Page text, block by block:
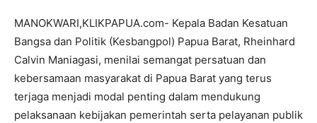
MANOKWARI,KLIKPAPUA.com- Kepala Badan Kesatuan
Bangsa dan Politik (Kesbangpol) Papua Barat, Rheinhard
Calvin Maniagasi, menilai semangat persatuan dan
kebersamaan masyarakat di Papua Barat yang terus
terjaga menjadi modal penting dalam mendukung
pelaksanaan kebijakan pemerintah serta pelayanan publik